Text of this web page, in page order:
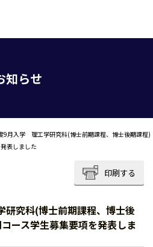
知らせ
9月入学 理工学研究科(博士前期課程、博士後期課程)
表しました
印刷する
究科(博士前期課程、博士後
ース学生募集要項を発表しま